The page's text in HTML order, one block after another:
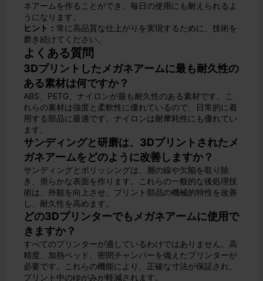
ネアームを作ることができ、毎日の使用にも耐えられるよ
うになります。
ヒント： 常に高品質な仕上がりを実現するために、技術を
磨き続けてください。
よくある質問
3Dプリントしたメガネアームに最も耐久性の
ある素材は何ですか？
ABS、PETG、ナイロンが最も耐久性のある素材です。こ
れらの素材は強度と柔軟性に優れているので、日常的に着
用する部品に最適です。ナイロンは耐摩耗性にも優れてい
ます。
サンディングと研磨は、3Dプリントされたメ
ガネアームをどのように改善しますか？
サンディングとポリッシングは、層の線や欠陥を取り除
き、滑らかな表面を作ります。これらの一般的な後処理技
術は、外観を向上させ、プリント部品の機械的特性を改善
し、耐久性を高めます。
どの3Dプリンターでもメガネアームに使用で
きますか？
すべてのプリンターが適しているわけではありません。高
精度、加熱ベッド、密閉チャンバーを備えたプリンターが
必要です。これらの機能により、正確な寸法が保証され、
プリント中のゆがみが軽減されます。